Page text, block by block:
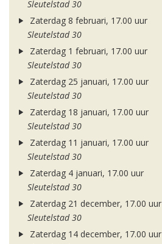
Sleutelstad 30
Zaterdag 8 februari, 17.00 uur
Sleutelstad 30
Zaterdag 1 februari, 17.00 uur
Sleutelstad 30
Zaterdag 25 januari, 17.00 uur
Sleutelstad 30
Zaterdag 18 januari, 17.00 uur
Sleutelstad 30
Zaterdag 11 januari, 17.00 uur
Sleutelstad 30
Zaterdag 4 januari, 17.00 uur
Sleutelstad 30
Zaterdag 21 december, 17.00 uur
Sleutelstad 30
Zaterdag 14 december, 17.00 uur